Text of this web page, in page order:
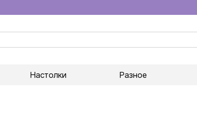
Настолки Разное